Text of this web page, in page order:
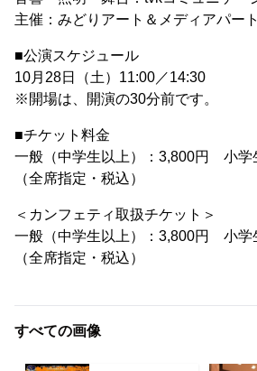
主催：みどりアート＆メディアパー
■公演スケジュール
10月28日（土）11:00／14:30
※開場は、開演の30分前です。
■チケット料金
一般（中学生以上）：3,800円 小学
（全席指定・税込）
＜カンフェティ取扱チケット＞
一般（中学生以上）：3,800円 小学
（全席指定・税込）
すべての画像